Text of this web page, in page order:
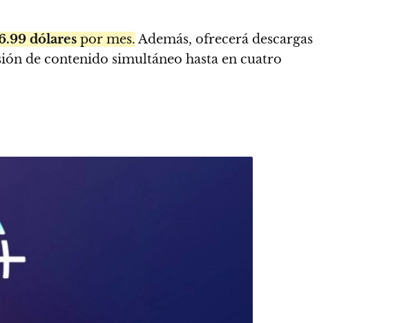
dólares por mes. Además, ofrecerá descargas
de contenido simultáneo hasta en cuatro